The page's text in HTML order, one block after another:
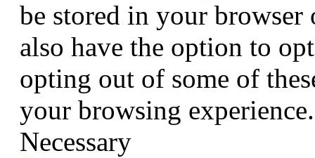
be stored in your
also have the option to
opting out of some of
your browsing experience.
Necessary